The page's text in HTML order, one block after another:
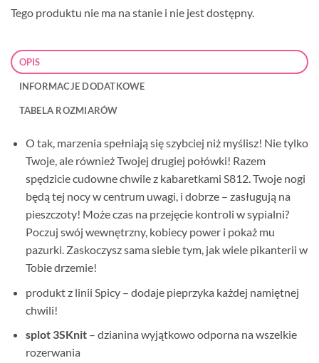
Tego produktu nie ma na stanie i nie jest dostępny.
OPIS
INFORMACJE DODATKOWE
TABELA ROZMIARÓW
O tak, marzenia spełniają się szybciej niż myślisz! Nie tylko
Twoje, ale również Twojej drugiej połówki! Razem
spędzicie cudowne chwile z kabaretkami S812. Twoje nogi
będą tej nocy w centrum uwagi, i dobrze – zasługują na
pieszczoty! Może czas na przejęcie kontroli w sypialni?
Poczuj swój wewnętrzny, kobiecy power i pokaż mu
pazurki. Zaskoczysz sama siebie tym, jak wiele pikanterii w
Tobie drzemie!
produkt z linii Spicy – dodaje pieprzyka każdej namiętnej
chwili!
splot 3SKnit– dzianina wyjątkowo odporna na wszelkie
rozerwania